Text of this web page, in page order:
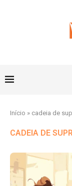
Início » cadeia de
CADEIA DE